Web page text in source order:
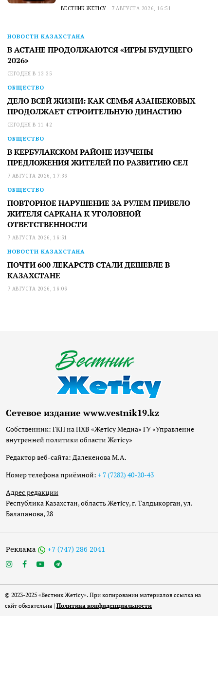
ВЕСТНИК ЖЕТІСУ 7 АВГУСТА 2026, 16:51
НОВОСТИ КАЗАХСТАНА
В АСТАНЕ ПРОДОЛЖАЮТСЯ «ИГРЫ БУДУЩЕГО
2026»
СЕГОДНЯ В 13:35
ОБЩЕСТВО
ДЕЛО ВСЕЙ ЖИЗНИ: КАК СЕМЬЯ АЗАНБЕКОВЫХ
ПРОДОЛЖАЕТ СТРОИТЕЛЬНУЮ ДИНАСТИЮ
СЕГОДНЯ В 11:42
ОБЩЕСТВО
В КЕРБУЛАКСКОМ РАЙОНЕ ИЗУЧЕНЫ
ПРЕДЛОЖЕНИЯ ЖИТЕЛЕЙ ПО РАЗВИТИЮ СЕЛ
7 АВГУСТА 2026, 17:36
ОБЩЕСТВО
ПОВТОРНОЕ НАРУШЕНИЕ ЗА РУЛЕМ ПРИВЕЛО
ЖИТЕЛЯ САРКАНА К УГОЛОВНОЙ
ОТВЕТСТВЕННОСТИ
7 АВГУСТА 2026, 16:51
НОВОСТИ КАЗАХСТАНА
ПОЧТИ 600 ЛЕКАРСТВ СТАЛИ ДЕШЕВЛЕ В
КАЗАХСТАНЕ
7 АВГУСТА 2026, 16:06
Сетевое издание www.vestnik19.kz
Собственник: ГКП на ПХВ «Жетісу Медиа» ГУ «Управление
внутренней политики области Жетісу»
Редактор веб-сайта: Далекенова М.А.
Номер телефона приёмной: + 7 (7282) 40-20-43
Адрес редакции
Республика Казахстан, область Жетісу, г. Талдыкорган, ул.
Балапанова, 28
Реклама +7 (747) 286 2041
© 2023-2025 «Вестник Жетісу». При копировании материалов ссылка на
сайт обязательна | Политика конфиденциальности